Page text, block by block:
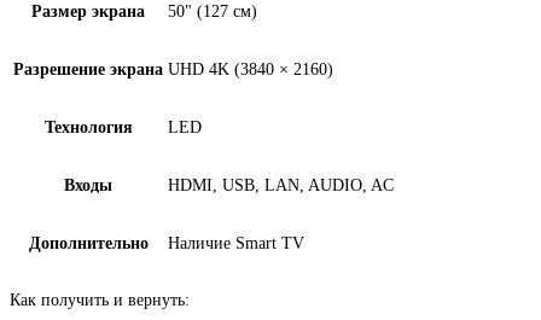
Размер экрана 50" (127 см)
Разрешение экрана UHD 4K (3840 × 2160)
Технология LED
Входы HDMI, USB, LAN, AUDIO, AC
Дополнительно Наличие Smart TV
Как получить и вернуть: